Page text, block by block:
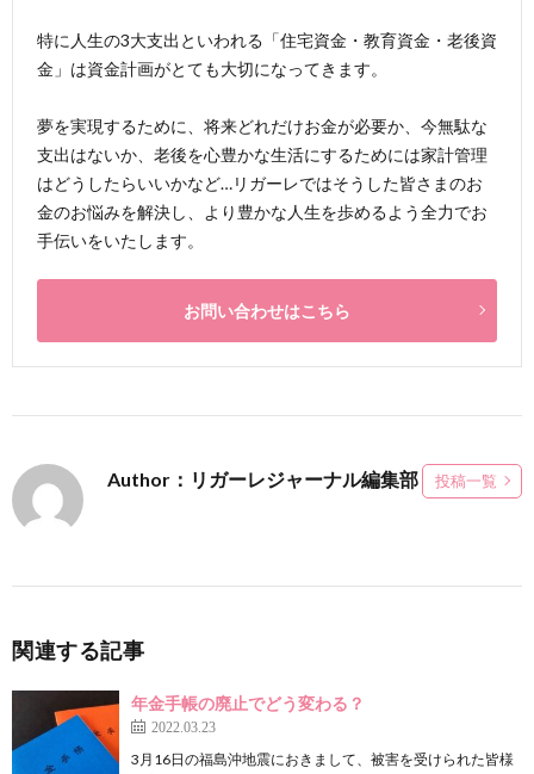
特に人生の3大支出といわれる「住宅資金・教育資金・老後資
金」は資金計画がとても大切になってきます。
夢を実現するために、将来どれだけお金が必要か、今無駄な
支出はないか、老後を心豊かな生活にするためには家計管理
はどうしたらいいかなど…リガーレではそうした皆さまのお
金のお悩みを解決し、より豊かな人生を歩めるよう全力でお
手伝いをいたします。
お問い合わせはこちら
Author：リガーレジャーナル編集部 投稿一覧
関連する記事
年金手帳の廃止でどう変わる？
2022.03.23
3月16日の福島沖地震におきまして、被害を受けられた皆様